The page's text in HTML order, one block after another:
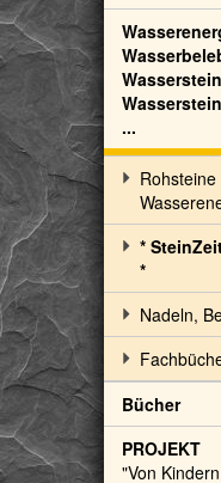
...
*
*
Nadeln,
Bücher
PROJEKT
"Von